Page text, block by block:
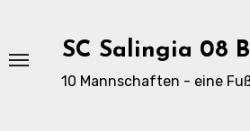
SC Salingia 08
10 Mannschaften - eine